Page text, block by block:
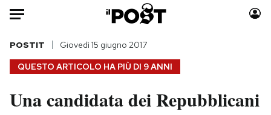
Auto
HOME
Italia
Moda
QUESTO ARTICOLO HA PIÙ DI 9 ANNI
POSTIT Giovedì 15 giugno 2017
Una candidata dei Repubblicani